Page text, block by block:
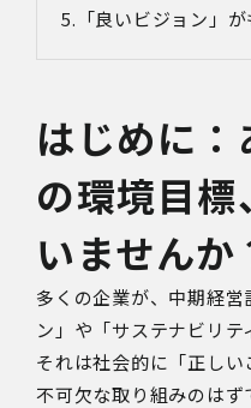
「良いビジョン」
はじめに
の環境目標
いませんか
多くの企業が、中期経
ン」や「サステナビリテ
それは社会的に「正し
不可欠な取り組みのはず